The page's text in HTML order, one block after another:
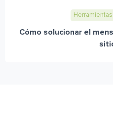
Cómo solucionar el